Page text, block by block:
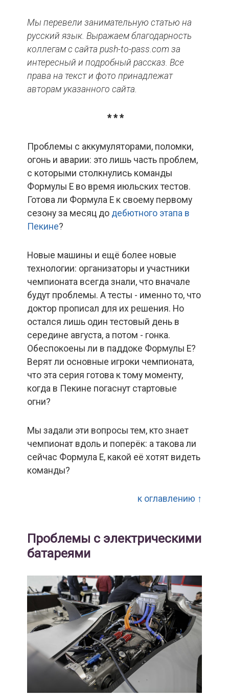
Мы перевели занимательную статью на
русский язык. Выражаем благодарность
коллегам с сайта push-to-pass.com за
интересный и подробный рассказ. Все
права на текст и фото принадлежат
авторам указанного сайта.
* * *
Проблемы с аккумуляторами, поломки,
огонь и аварии: это лишь часть проблем,
с которыми столкнулись команды
Формулы Е во время июльских тестов.
Готова ли Формула Е к своему первому
сезону за месяц до дебютного этапа в
Пекине?
Новые машины и ещё более новые
технологии: организаторы и участники
чемпионата всегда знали, что вначале
будут проблемы. А тесты - именно то, что
доктор прописал для их решения. Но
остался лишь один тестовый день в
середине августа, а потом - гонка.
Обеспокоены ли в паддоке Формулы Е?
Верят ли основные игроки чемпионата,
что эта серия готова к тому моменту,
когда в Пекине погаснут стартовые
огни?
Мы задали эти вопросы тем, кто знает
чемпионат вдоль и поперёк: а такова ли
сейчас Формула Е, какой её хотят видеть
команды?
к оглавлению ↑
Проблемы с электрическими
батареями